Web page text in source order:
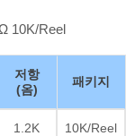
10K/Reel
저항
(옴)
패키지
1.2K 10K/Reel